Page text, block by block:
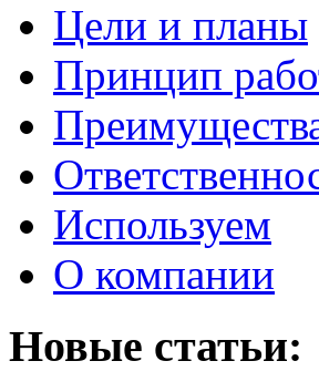
Цели и планы
Принцип
Используем
О компании
Новые статьи: